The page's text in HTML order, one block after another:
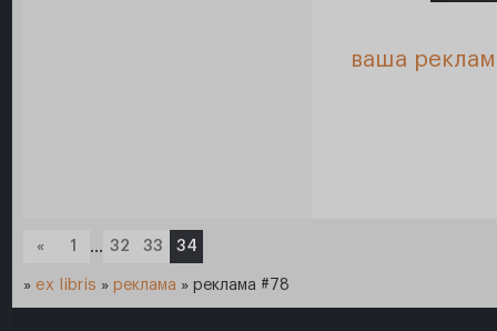
ваша
« 1 … 32 33 34
» ex libris » реклама » реклама #78